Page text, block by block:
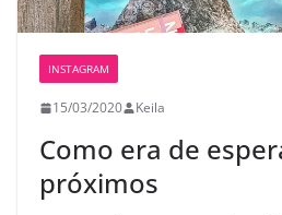
INSTAGRAM
15/03/2020 Keila
Como era de
próximos